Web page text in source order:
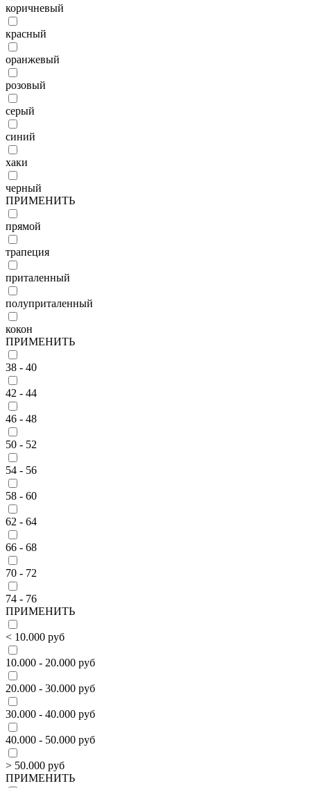
коричневый
красный
оранжевый
розовый
серый
синий
хаки
черный
ПРИМЕНИТЬ
прямой
трапеция
приталенный
полуприталенный
кокон
ПРИМЕНИТЬ
38 - 40
42 - 44
46 - 48
50 - 52
54 - 56
58 - 60
62 - 64
66 - 68
70 - 72
74 - 76
ПРИМЕНИТЬ
< 10.000 руб
10.000 - 20.000 руб
20.000 - 30.000 руб
30.000 - 40.000 руб
40.000 - 50.000 руб
> 50.000 руб
ПРИМЕНИТЬ